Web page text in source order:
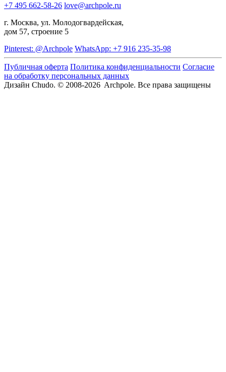
+7 495 662-58-26 love@archpole.ru
г. Москва, ул. Молодогвардейская,
дом 57, строение 5
Pinterest: @Archpole WhatsApp: +7 916 235-35-98
Публичная оферта Политика конфиденциальности Согласие
на обработку персональных данных
Дизайн Chudo. © 2008-2026 Archpole. Все права защищены